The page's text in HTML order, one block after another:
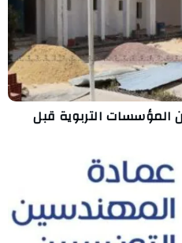
المؤسسات التربوية قبل